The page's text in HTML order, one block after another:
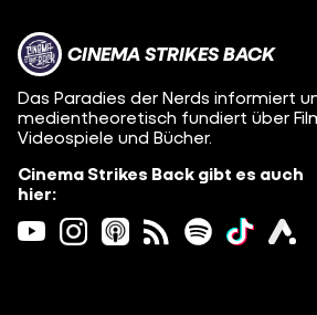
CINEMA STRIKES BACK
Das Paradies der Nerds informiert
medientheoretisch fundiert über
Videospiele und Bücher.
Cinema Strikes Back gibt es auch
hier: